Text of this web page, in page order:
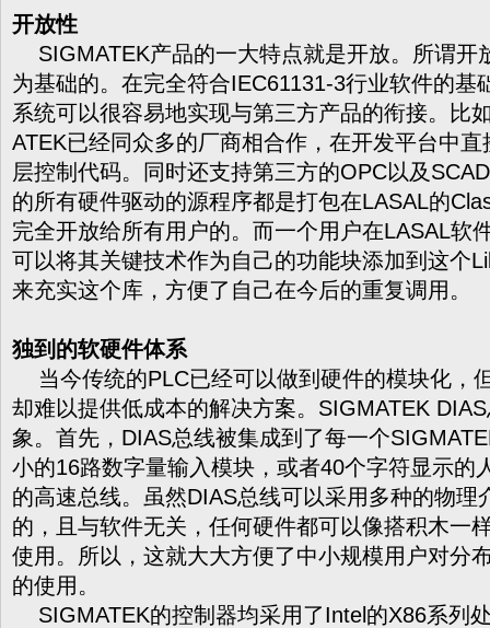
开放性
SIGMATEK产品的一大特点就是开放。所谓开
为基础的。在完全符合IEC61131-3行业软件的基
系统可以很容易地实现与第三方产品的衔接。比
ATEK已经同众多的厂商相合作，在开发平台中
层控制代码。同时还支持第三方的OPC以及
的所有硬件驱动的源程序都是打包在LASAL的
完全开放给所有用户的。而一个用户在LASAL软
可以将其关键技术作为自己的功能块添加到这个
来充实这个库，方便了自己在今后的重复调用。
独到的软硬件体系
当今传统的PLC已经可以做到硬件的模块化，
却难以提供低成本的解决方案。SIGMATEK
象。首先，DIAS总线被集成到了每一个
小的16路数字量输入模块，或者40个字符显示的
的高速总线。虽然DIAS总线可以采用多种的物理
的，且与软件无关，任何硬件都可以像搭积木一
使用。所以，这就大大方便了中小规模用户对分
的使用。
SIGMATEK的控制器均采用了Intel的X86系列